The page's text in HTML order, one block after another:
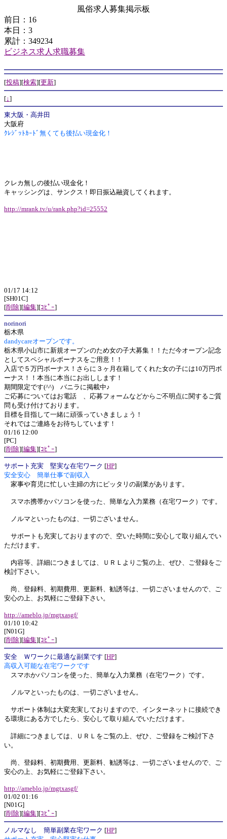
風俗求人募集掲示板
前日：16
本日：3
累計：349234
ビジネス求人求職募集
[投稿][検索][更新]
[ ↓ ]
東大阪・高井田
大阪府
ｸﾚｼﾞｯﾄｶｰﾄﾞ無くても後払い現金化！
クレカ無しの後払い現金化！
キャッシングは、サンクス！即日振込融資してくれます。
http://mrank.tv/u/rank.php?id=25552
01/17 14:12
[SH01C]
[削除][編集][ｺﾋﾟｰ]
norinori
栃木県
dandycareオープンです。
栃木県小山市に新規オープンのため女の子大募集！！ただ今オープン記念
としてスペシャルボーナスをご用意！！
入店で５万円ボーナス！さらに３ヶ月在籍してくれた女の子には10万円ボ
ーナス！！本当に本当にお出しします！
期間限定です(^^) バニラに掲載中♪
ご応募についてはお電話 、応募フォームなどからご不明点に関するご質
問も受け付けております。
目標を目指して一緒に頑張っていきましょう！
それではご連絡をお待ちしています！
01/16 12:00
[PC]
[削除][編集][ｺﾋﾟｰ]
サポート充実 堅実な在宅ワーク [HP]
安全安心 簡単仕事で副収入
家事や育児に忙しい主婦の方にピッタリの副業があります。
スマホ携帯かパソコンを使った、簡単な入力業務（在宅ワーク）です。
ノルマといったものは、一切ございません。
サポートも充実しておりますので、空いた時間に安心して取り組んでい
ただけます。
内容等、詳細につきましては、ＵＲＬよりご覧の上、ぜひ、ご登録をご
検討下さい。
尚、登録料、初期費用、更新料、勧誘等は、一切ございませんので、ご
安心の上、お気軽にご登録下さい。
http://ameblo.jp/mgtxasgf/
01/10 10:42
[N01G]
[削除][編集][ｺﾋﾟｰ]
安全 Ｗワークに最適な副業です [HP]
高収入可能な在宅ワークです
スマホかパソコンを使った、簡単な入力業務（在宅ワーク）です。
ノルマといったものは、一切ございません。
サポート体制は大変充実しておりますので、インターネットに接続でき
る環境にある方でしたら、安心して取り組んでいただけます。
詳細につきましては、ＵＲＬをご覧の上、ぜひ、ご登録をご検討下さ
い。
尚、登録料、初期費用、更新料、勧誘等は、一切ございませんので、ご
安心の上、お気軽にご登録下さい。
http://ameblo.jp/mgtxasgf/
01/02 01:16
[N01G]
[削除][編集][ｺﾋﾟｰ]
ノルマなし 簡単副業在宅ワーク [HP]